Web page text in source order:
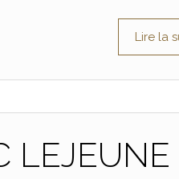
Lire la